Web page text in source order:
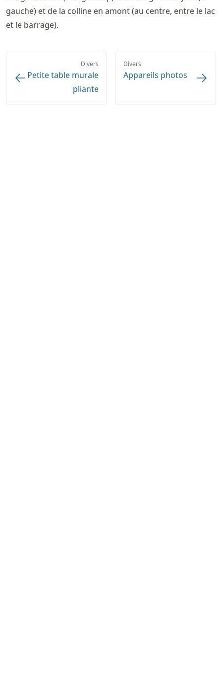
gauche) et de la colline en amont (au centre, entre le lac
et le barrage).
Divers
Petite table murale
pliante
Divers
Appareils photos